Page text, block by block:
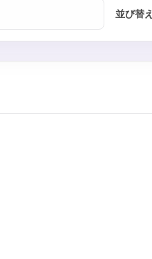
並び替え